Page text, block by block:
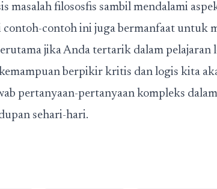
masalah filososfis sambil mendalami
contoh-contoh ini juga bermanfaat untuk
jika Anda tertarik dalam pelajaran
berpikir kritis dan logis kita
pertanyaan-pertanyaan kompleks
sehari-hari.